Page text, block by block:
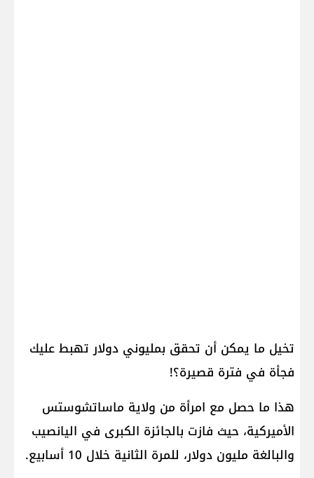
تخيل ما يمكن أن تحقق بمليوني دولار تهبط عليك
فجأة في فترة قصيرة؟!
هذا ما حصل مع امرأة من ولاية ماساتشوستس
الأميركية، حيث فازت بالجائزة الكبرى في اليانصيب
والبالغة مليون دولار، للمرة الثانية خلال 10 أسابيع.